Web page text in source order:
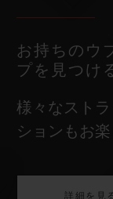
お持ちのウ
プを見つけ
様々なスト
ションもお
詳細を見